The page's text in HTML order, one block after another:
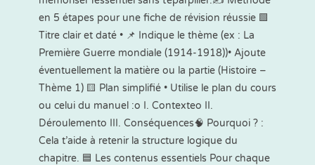
en 5 étapes pour une fiche de révision réussie 🟩
Titre clair et daté • 📌 Indique le thème (ex : La
Première Guerre mondiale (1914-1918))• Ajoute
éventuellement la matière ou la partie (Histoire –
Thème 1) 🟨 Plan simplifié • Utilise le plan du cours
ou celui du manuel :o I. Contexteo II.
Déroulemento III. Conséquences🧠 Pourquoi ? :
Cela t’aide à retenir la structure logique du
chapitre. 🟦 Les contenus essentiels Pour chaque